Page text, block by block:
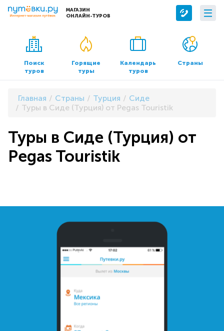
МАГАЗИН
ОНЛАЙН-ТУРОВ
Сервисы
Бронирование отелей
Трансфер
О компании
О нас
Контакты
Документы и реквизиты
Поиск
туров
Горящие
туры
Календарь
туров
Страны
Главная Страны Турция
Сиде
Туры в Сиде (Турция) от Pegas Touristik
Туры в Сиде (Турция) от
Pegas Touristik